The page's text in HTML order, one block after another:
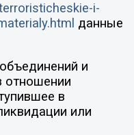
i-
данные
и
отношении
в
или